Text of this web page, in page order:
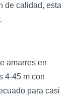
de calidad, esta
amarres en
4-45 m con
para casi